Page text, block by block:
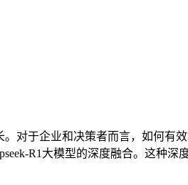
于企业和决策者而言，如何有
R1大模型的深度融合。这种